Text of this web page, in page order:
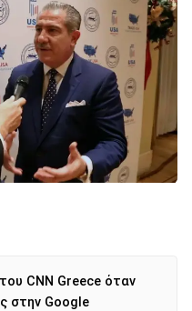
CNN Greece όταν
στην Google